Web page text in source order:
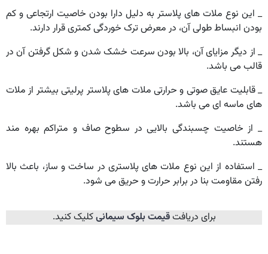
_ این نوع ملات های پلاستر به دلیل دارا بودن خاصیت ارتجاعی و کم
بودن انبساط طولی آن، در معرض ترک خوردگی کمتری قرار دارند.
_ از دیگر مزایای آن، بالا بودن سرعت خشک شدن و شکل گرفتن آن در
قالب می باشد.
_ قابلیت عایق صوتی و حرارتی ملات های پلاستر پرلیتی بیشتر از ملات
های ماسه ای می باشد.
_ از خاصیت چسبندگی بالایی در سطوح صاف و متراکم بهره مند
هستند.
_ استفاده از این نوع ملات های پلاستری در ساخت و ساز، باعث بالا
رفتن مقاومت بنا در برابر حرارت و حریق می شود.
برای دریافتقیمت بلوک سیمانیکلیک کنید.